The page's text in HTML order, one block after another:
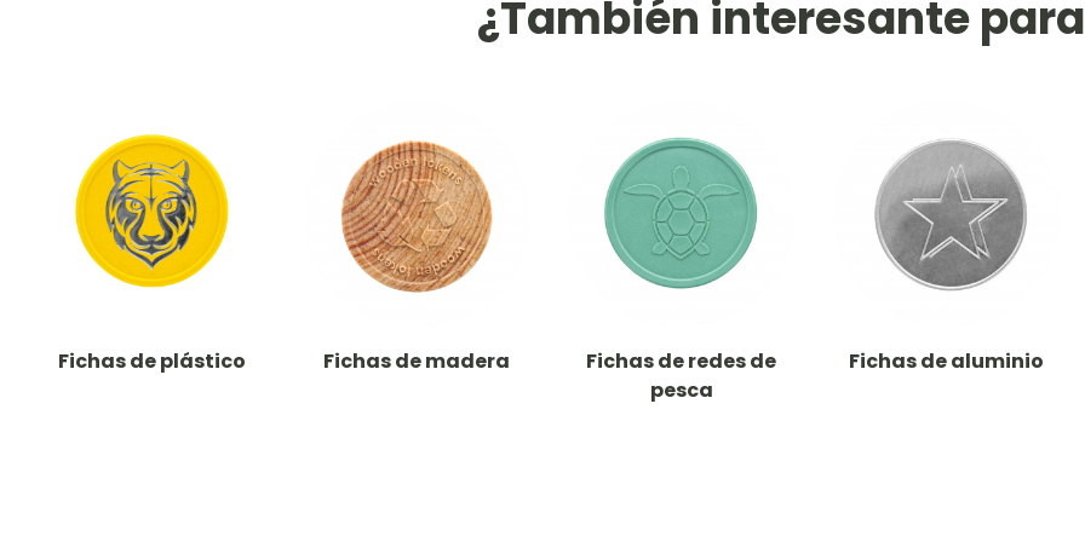
¿También interesante
Fichas de plástico Fichas de madera
Fichas de redes de
pesca
Fichas de aluminio